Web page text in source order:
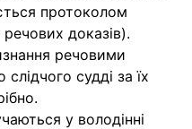
протоколом
доказів).
речовими
судді за їх
у володінні